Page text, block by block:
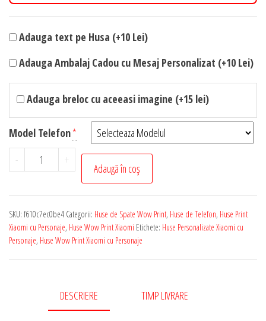
Adauga text pe Husa (+10 Lei)
Adauga Ambalaj Cadou cu Mesaj Personalizat (+10 Lei)
Adauga breloc cu aceeasi imagine (+15 lei)
Model Telefon*
-
Cantitate
Husa
Wow
Collection
+
Adaugă în coș
SKU: f610c7ec0be4 Categorii: Huse de Spate Wow Print, Huse de Telefon, Huse Print
Xiaomi cu Personaje, Huse Wow Print Xiaomi Etichete: Huse Personalizate Xiaomi cu
Personaje, Huse Wow Print Xiaomi cu Personaje
DESCRIERE TIMP LIVRARE